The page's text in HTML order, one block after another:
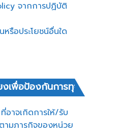
จากการปฏิบัติ
รือประโยชน์อื่นใด
งเพื่อป้องกันการทุจริต
อาจเกิดการให้/รับ
ามภารกิจของหน่วย